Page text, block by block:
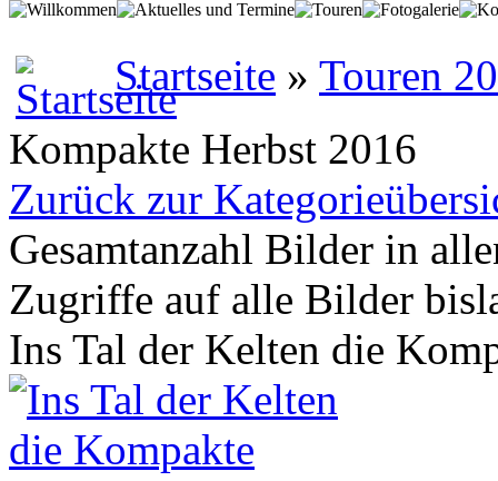
Startseite » Touren
Kompakte Herbst 2016
Zurück zur
Gesamtanzahl Bilder in
Zugriffe auf alle Bilder
Ins Tal der Kelten die